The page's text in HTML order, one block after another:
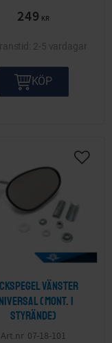
249 KR
2-5 vardagar
KÖP
vänster
(Mont. i
styrände)
07-18-101